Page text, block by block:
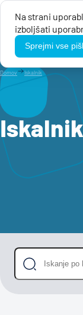
Na strani
izboljšati
Sprejmi vse
TikoPro
Domov Iskalnik
Iskalnik